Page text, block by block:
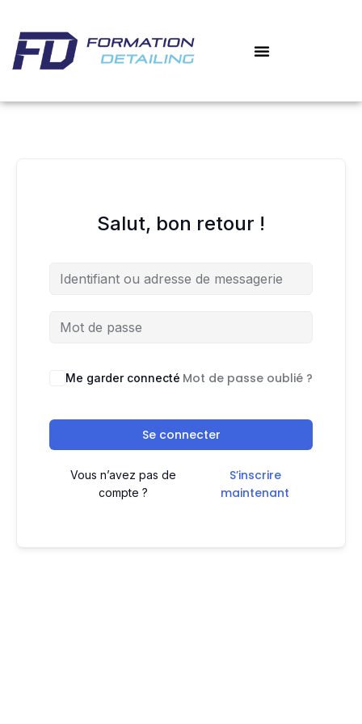
contenu
Salut, bon retour !
Me garder connecté Mot de passe oublié ?
Se connecter
Vous n’avez pas de
compte ?
S’inscrire
maintenant